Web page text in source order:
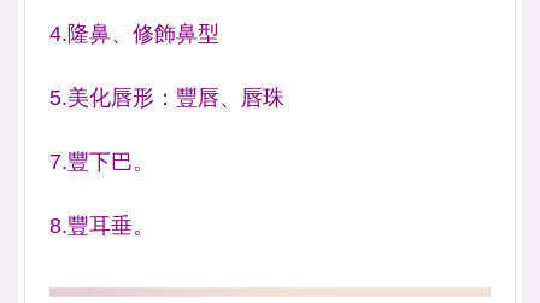
4.隆鼻、修飾鼻型
5.美化唇形：豐唇、唇珠
7.豐下巴。
8.豐耳垂。